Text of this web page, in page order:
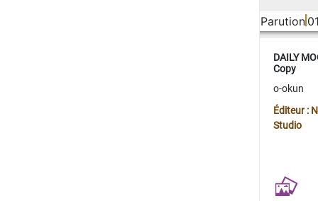
Parution
DAILY
Copy
o-okun
Éditeur :
Studio